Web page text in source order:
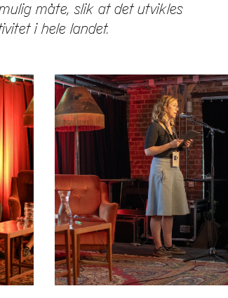
måte, slik at det utvikles
i hele landet.